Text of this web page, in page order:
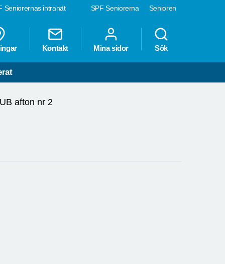
SPF Seniorerna Senioren
Seniorernas intranät
Kontakt Mina sidor Sök
afton nr 2